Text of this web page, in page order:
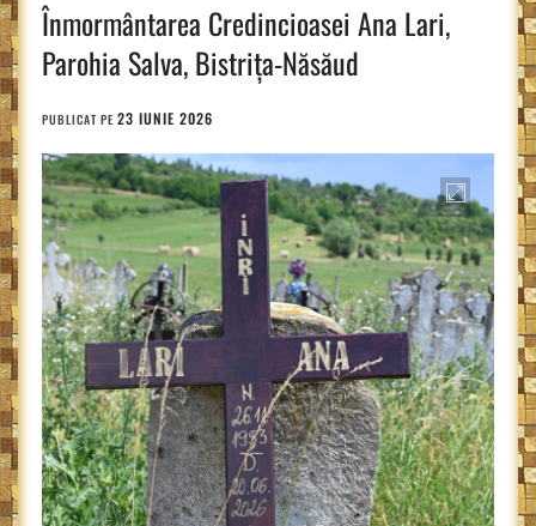
Înmormântarea Credincioasei Ana Lari,
Parohia Salva, Bistrița-Năsăud
PUBLICAT PE 23 IUNIE 2026